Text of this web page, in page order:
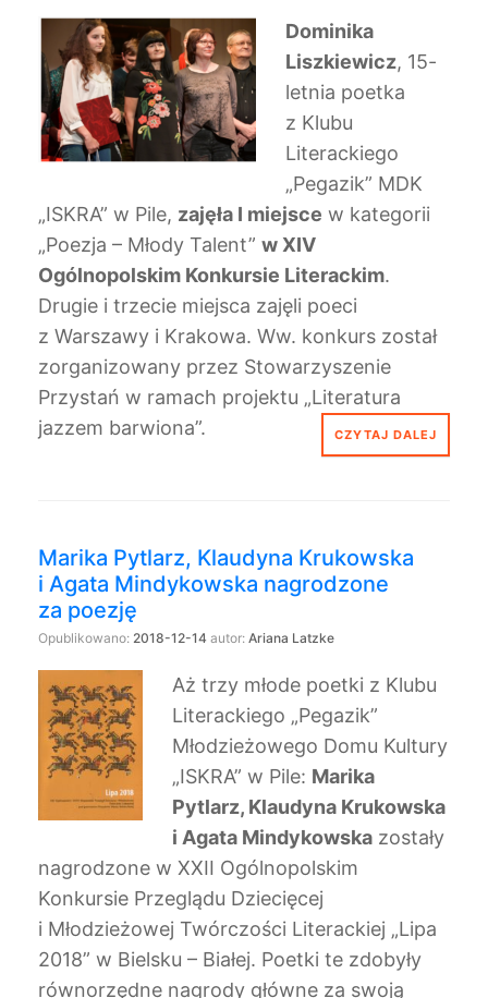
Dominika
Liszkiewicz, 15-
letnia poetka
z Klubu
Literackiego
„Pegazik” MDK
„ISKRA” w Pile, zajęła I miejsce w kategorii
„Poezja – Młody Talent” w XIV
Ogólnopolskim Konkursie Literackim.
Drugie i trzecie miejsca zajęli poeci
z Warszawy i Krakowa. Ww. konkurs został
zorganizowany przez Stowarzyszenie
Przystań w ramach projektu „Literatura
jazzem barwiona”.
CZYTAJ DALEJ
Marika Pytlarz, Klaudyna Krukowska
i Agata Mindykowska nagrodzone
za poezję
Opublikowano: 2018-12-14 autor: Ariana Latzke
Aż trzy młode poetki z Klubu
Literackiego „Pegazik”
Młodzieżowego Domu Kultury
„ISKRA” w Pile: Marika
Pytlarz, Klaudyna Krukowska
i Agata Mindykowska zostały
nagrodzone w XXII Ogólnopolskim
Konkursie Przeglądu Dziecięcej
i Młodzieżowej Twórczości Literackiej „Lipa
2018” w Bielsku – Białej. Poetki te zdobyły
równorzędne nagrody główne za swoją